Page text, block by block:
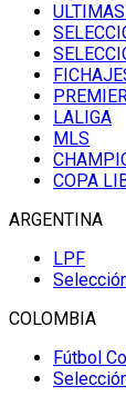
LALIGA
MLS
COPA
ARGENTINA
LPF
COLOMBIA
Fútbol